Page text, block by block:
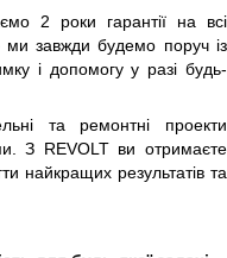
2 роки гарантії на всі
завжди будемо поруч із
і допомогу у разі будь-
та ремонтні проекти
З REVOLT ви отримаєте
найкращих результатів та